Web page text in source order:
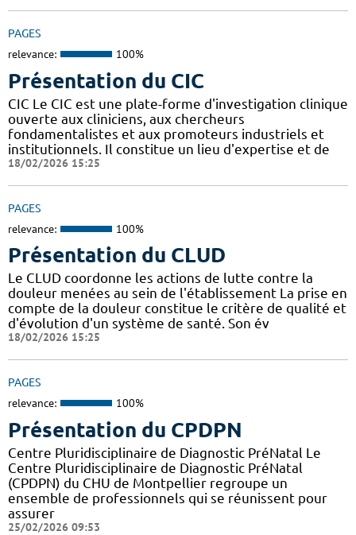
PAGES
relevance: 100%
Présentation du CIC
CIC Le CIC est une plate-forme d'investigation clinique
ouverte aux cliniciens, aux chercheurs
fondamentalistes et aux promoteurs industriels et
institutionnels. Il constitue un lieu d'expertise et de
18/02/2026 15:25
PAGES
relevance: 100%
Présentation du CLUD
Le CLUD coordonne les actions de lutte contre la
douleur menées au sein de l'établissement La prise en
compte de la douleur constitue le critère de qualité et
d'évolution d'un système de santé. Son év
18/02/2026 15:25
PAGES
relevance: 100%
Présentation du CPDPN
Centre Pluridisciplinaire de Diagnostic PréNatal Le
Centre Pluridisciplinaire de Diagnostic PréNatal
(CPDPN) du CHU de Montpellier regroupe un
ensemble de professionnels qui se réunissent pour
assurer
25/02/2026 09:53